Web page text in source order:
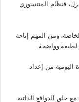
فنظام المنتسوري
ومن المهم إتاحة
لطيفة وواضحة.
من إعداد
الدوافع الذاتية